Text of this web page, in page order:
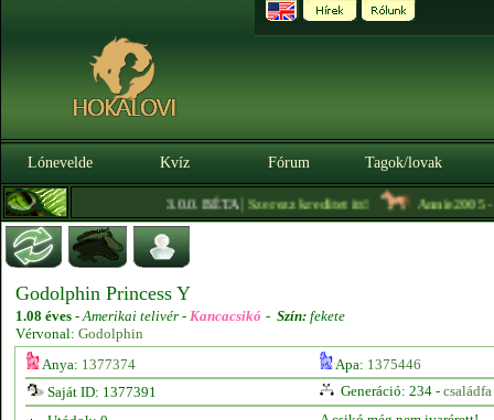
Lónevelde Kvíz Fórum Tagok/lovak
3.0.0. BÉTA|Szerezz kreditet itt! Annie2005-
Godolphin Princess Y
1.08 éves -Amerikai telivér - Kancacsikó - Szín: fekete
Vérvonal: Godolphin
Anya: 1377374 Apa: 1375446
Saját ID: 1377391
Generáció: 234 - családfa